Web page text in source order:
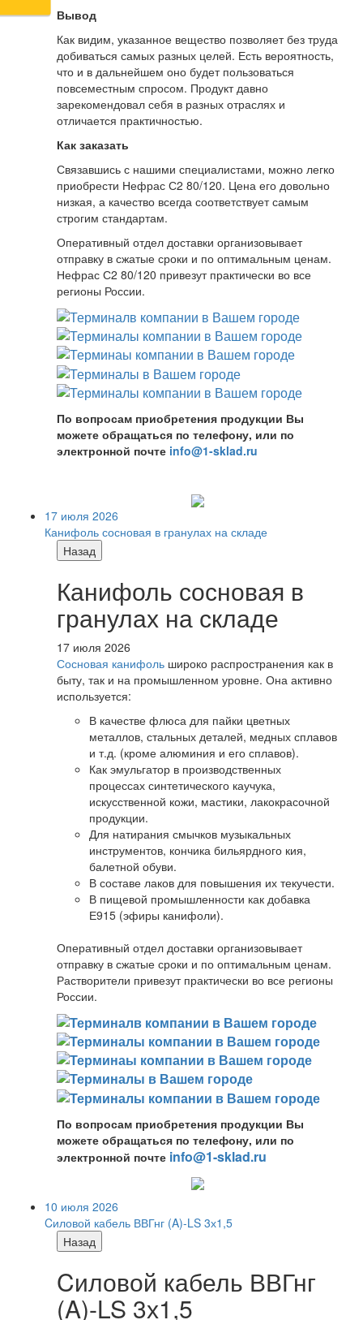
Вывод
Как видим, указанное вещество позволяет без труда
добиваться самых разных целей. Есть вероятность,
что и в дальнейшем оно будет пользоваться
повсеместным спросом. Продукт давно
зарекомендовал себя в разных отраслях и
отличается практичностью.
Как заказать
Связавшись с нашими специалистами, можно легко
приобрести Нефрас С2 80/120. Цена его довольно
низкая, а качество всегда соответствует самым
строгим стандартам.
Оперативный отдел доставки организовывает
отправку в сжатые сроки и по оптимальным ценам.
Нефрас С2 80/120 привезут практически во все
регионы России.
По вопросам приобретения продукции Вы
можете обращаться по телефону, или по
электронной почте info@1-sklad.ru
17 июля 2026
Канифоль сосновая в гранулах на складе
Назад
Канифоль сосновая в
гранулах на складе
17 июля 2026
Сосновая канифоль широко распространения как в
быту, так и на промышленном уровне. Она активно
используется:
В качестве флюса для пайки цветных
металлов, стальных деталей, медных сплавов
и т.д. (кроме алюминия и его сплавов).
Как эмульгатор в производственных
процессах синтетического каучука,
искусственной кожи, мастики, лакокрасочной
продукции.
Для натирания смычков музыкальных
инструментов, кончика бильярдного кия,
балетной обуви.
В составе лаков для повышения их текучести.
В пищевой промышленности как добавка
Е915 (эфиры канифоли).
Оперативный отдел доставки организовывает
отправку в сжатые сроки и по оптимальным ценам.
Растворители привезут практически во все регионы
России.
По вопросам приобретения продукции Вы
можете обращаться по телефону, или по
электронной почте info@1-sklad.ru
10 июля 2026
Cиловой кабель ВВГнг (A)-LS 3х1,5
Назад
Cиловой кабель ВВГнг
(A)-LS 3х1,5